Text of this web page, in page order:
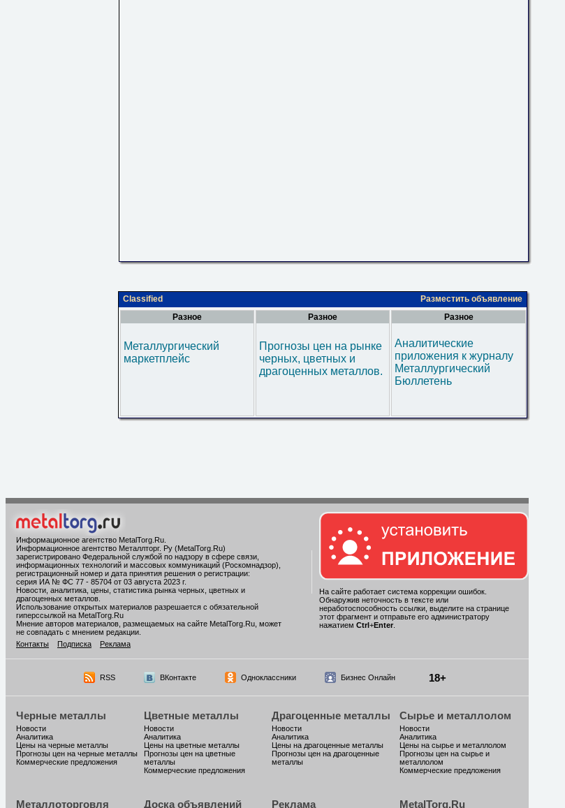
Classified
Разместить объявление
Разное
Металлургический
маркетплейс
Разное
Прогнозы цен на рынке
черных, цветных и
драгоценных металлов.
Разное
Аналитические
приложения к журналу
Металлургический
Бюллетень
Информационное агентство MetalTorg.Ru
Информационное агентство Металлторг. Ру (MetalTorg.Ru)
зарегистрировано Федеральной службой по надзору в сфере связи,
информационных технологий и массовых коммуникаций (Роскомнадзор),
регистрационный номер и дата принятия решения о регистрации:
серия ИА № ФС 77 - 85704 от 03 августа 2023 г.
Новости, аналитика, цены, статистика рынка черных, цветных и
драгоценных металлов.
Использование открытых материалов разрешается с обязательной
гиперссылкой на MetalTorg.Ru
Мнение авторов материалов, размещаемых на сайте MetalTorg.Ru, может
не совпадать с мнением редакции.
Контакты
Подписка Реклама
На сайте работает система коррекции ошибок.
Обнаружив неточность в тексте или
неработоспособность ссылки, выделите на странице
этот фрагмент и отправьте его администратору
нажатием Ctrl +Enter.
RSS ВКонтакте Одноклассники Бизнес Онлайн 18+
Черные металлы
Новости
Аналитика
Цены на черные металлы
Прогнозы цен на черные металлы
Коммерческие предложения
Цветные металлы
Новости
Аналитика
Цены на цветные металлы
Прогнозы цен на цветные
металлы
Коммерческие предложения
Драгоценные металлы
Новости
Аналитика
Цены на драгоценные металлы
Прогнозы цен на драгоценные
металлы
Сырье и металлолом
Новости
Аналитика
Цены на сырье и металлолом
Прогнозы цен на сырье и
металлолом
Коммерческие предложения
Металлоторговля Доска объявлений Реклама MetalTorg.Ru